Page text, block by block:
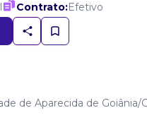
Contrato:Efetivo
de Aparecida de